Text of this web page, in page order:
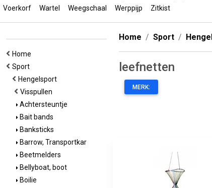
Voerkorf
Wartel Weegschaal Werppijp Zitkist
Home
Sport
Hengelsport
Visspullen
Achtersteuntje
Bait bands
Banksticks
Barrow, Transportkar
Beetmelders
Bellyboat, boot
Boilie
Home Sport
leefnetten
MERK: